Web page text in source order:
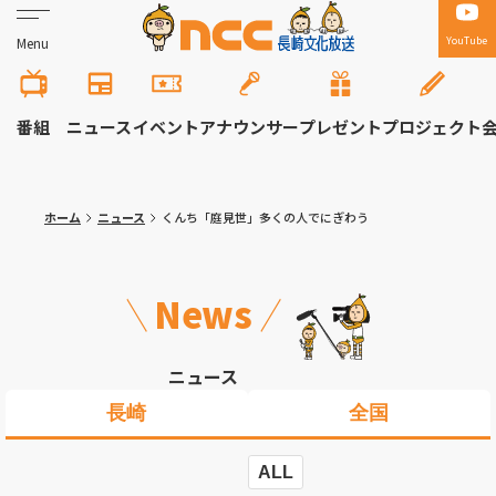
Menu YouTube
番組 ニュースイベントアナウンサープレゼントプロジェクト
ホーム ニュース くんち「庭見世」多くの人でにぎわう
News
ニュース
長崎 全国
ALL